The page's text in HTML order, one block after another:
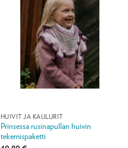
HUIVIT JA KAULURIT
Prinsessa rusinapullan huivin
tekemispaketti